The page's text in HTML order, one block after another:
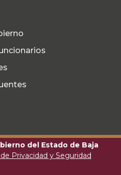
del Estado de Baja
Privacidad y Seguridad